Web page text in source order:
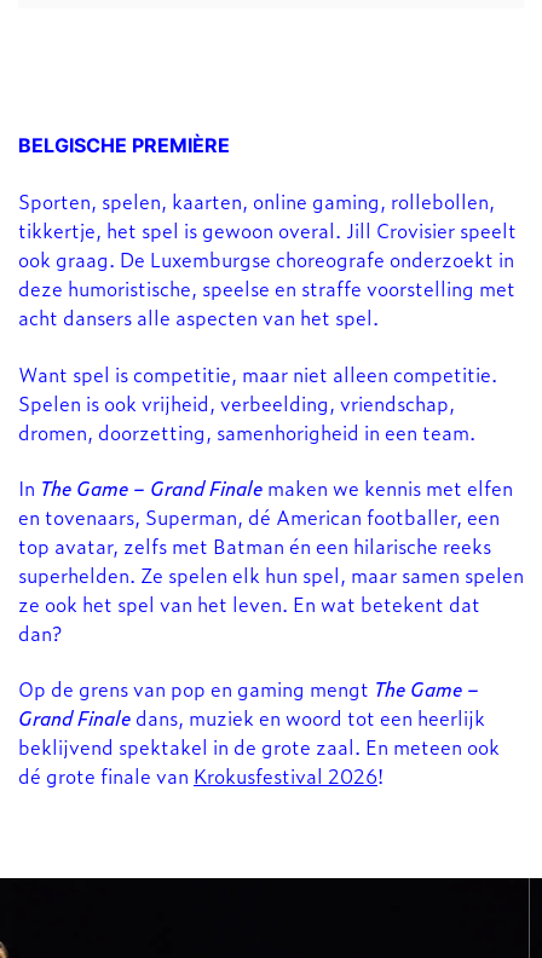
BELGISCHE PREMIÈRE
Sporten, spelen, kaarten, online gaming, rollebollen,
tikkertje, het spel is gewoon overal. Jill Crovisier speelt
ook graag. De Luxemburgse choreografe onderzoekt in
deze humoristische, speelse en straffe voorstelling met
acht dansers alle aspecten van het spel.
Want spel is competitie, maar niet alleen competitie.
Spelen is ook vrijheid, verbeelding, vriendschap,
dromen, doorzetting, samenhorigheid in een team.
In The Game – Grand Finale maken we kennis met elfen
en tovenaars, Superman, dé American footballer, een
top avatar, zelfs met Batman én een hilarische reeks
superhelden. Ze spelen elk hun spel, maar samen spelen
ze ook het spel van het leven. En wat betekent dat
dan?
Op de grens van pop en gaming mengt The Game –
Grand Finale dans, muziek en woord tot een heerlijk
beklijvend spektakel in de grote zaal. En meteen ook
dé grote finale van Krokusfestival 2026!